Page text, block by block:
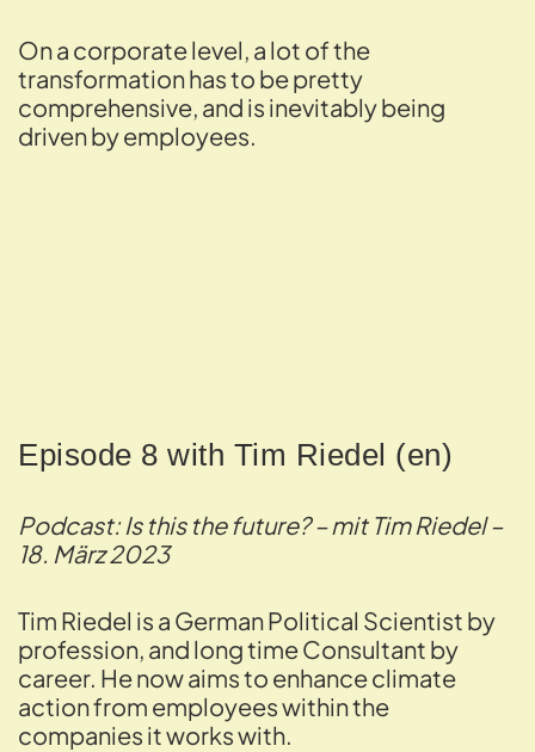
On a corporate level, a lot of the
transformation has to be pretty
comprehensive, and is inevitably being
driven by employees.
Episode 8 with Tim Riedel (en)
Podcast: Is this the future? – mit Tim Riedel –
18. März 2023
Tim Riedel is a German Political Scientist by
profession, and long time Consultant by
career. He now aims to enhance climate
action from employees within the
companies it works with.